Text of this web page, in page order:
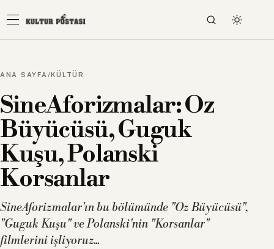
ANA SAYFA /KÜLTÜR
SineAforizmalar: Oz
Büyücüsü, Guguk
Kuşu, Polanski
Korsanlar
SineAforizmalar'ın bu bölümünde "Oz Büyücüsü",
"Guguk Kuşu" ve Polanski'nin "Korsanlar"
filmlerini işliyoruz...